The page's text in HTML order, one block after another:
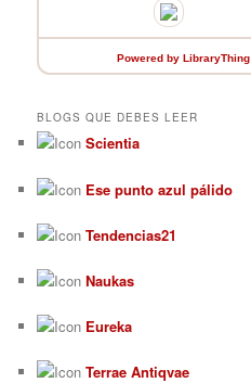
Powered by LibraryThing
BLOGS QUE DEBES LEER
Scientia
Ese punto azul pálido
Tendencias21
Naukas
Eureka
Terrae Antiqvae